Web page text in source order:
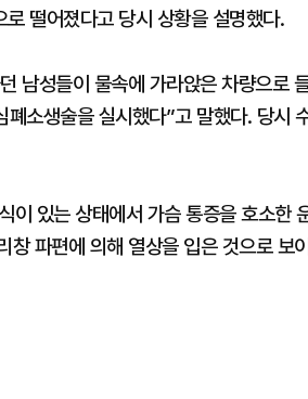
떨어졌다고 당시 상황을 설명했다.
남성들이 물속에 가라앉은 차량으로
폐소생술을 실시했다”고 말했다. 당시
이 있는 상태에서 가슴 통증을 호소한
창 파편에 의해 열상을 입은 것으로 보